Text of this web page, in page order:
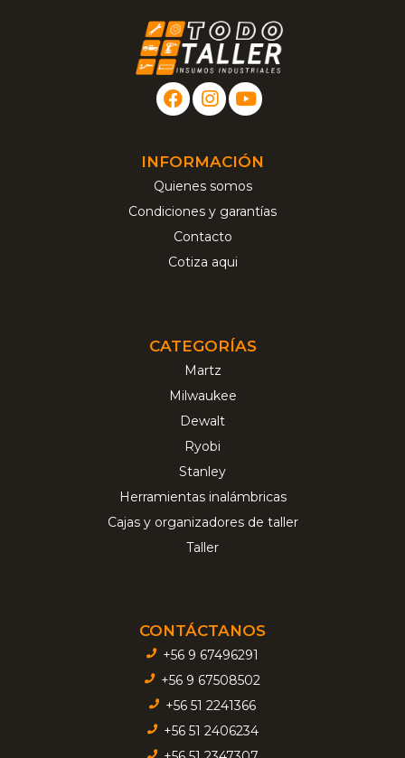
INFORMACIÓN
Quienes somos
Condiciones y garantías
Contacto
Cotiza aqui
CATEGORÍAS
Martz
Milwaukee
Dewalt
Ryobi
Stanley
Herramientas inalámbricas
Cajas y organizadores de taller
Taller
CONTÁCTANOS
+56 9 67496291
+56 9 67508502
+56 51 2241366
+56 51 2406234